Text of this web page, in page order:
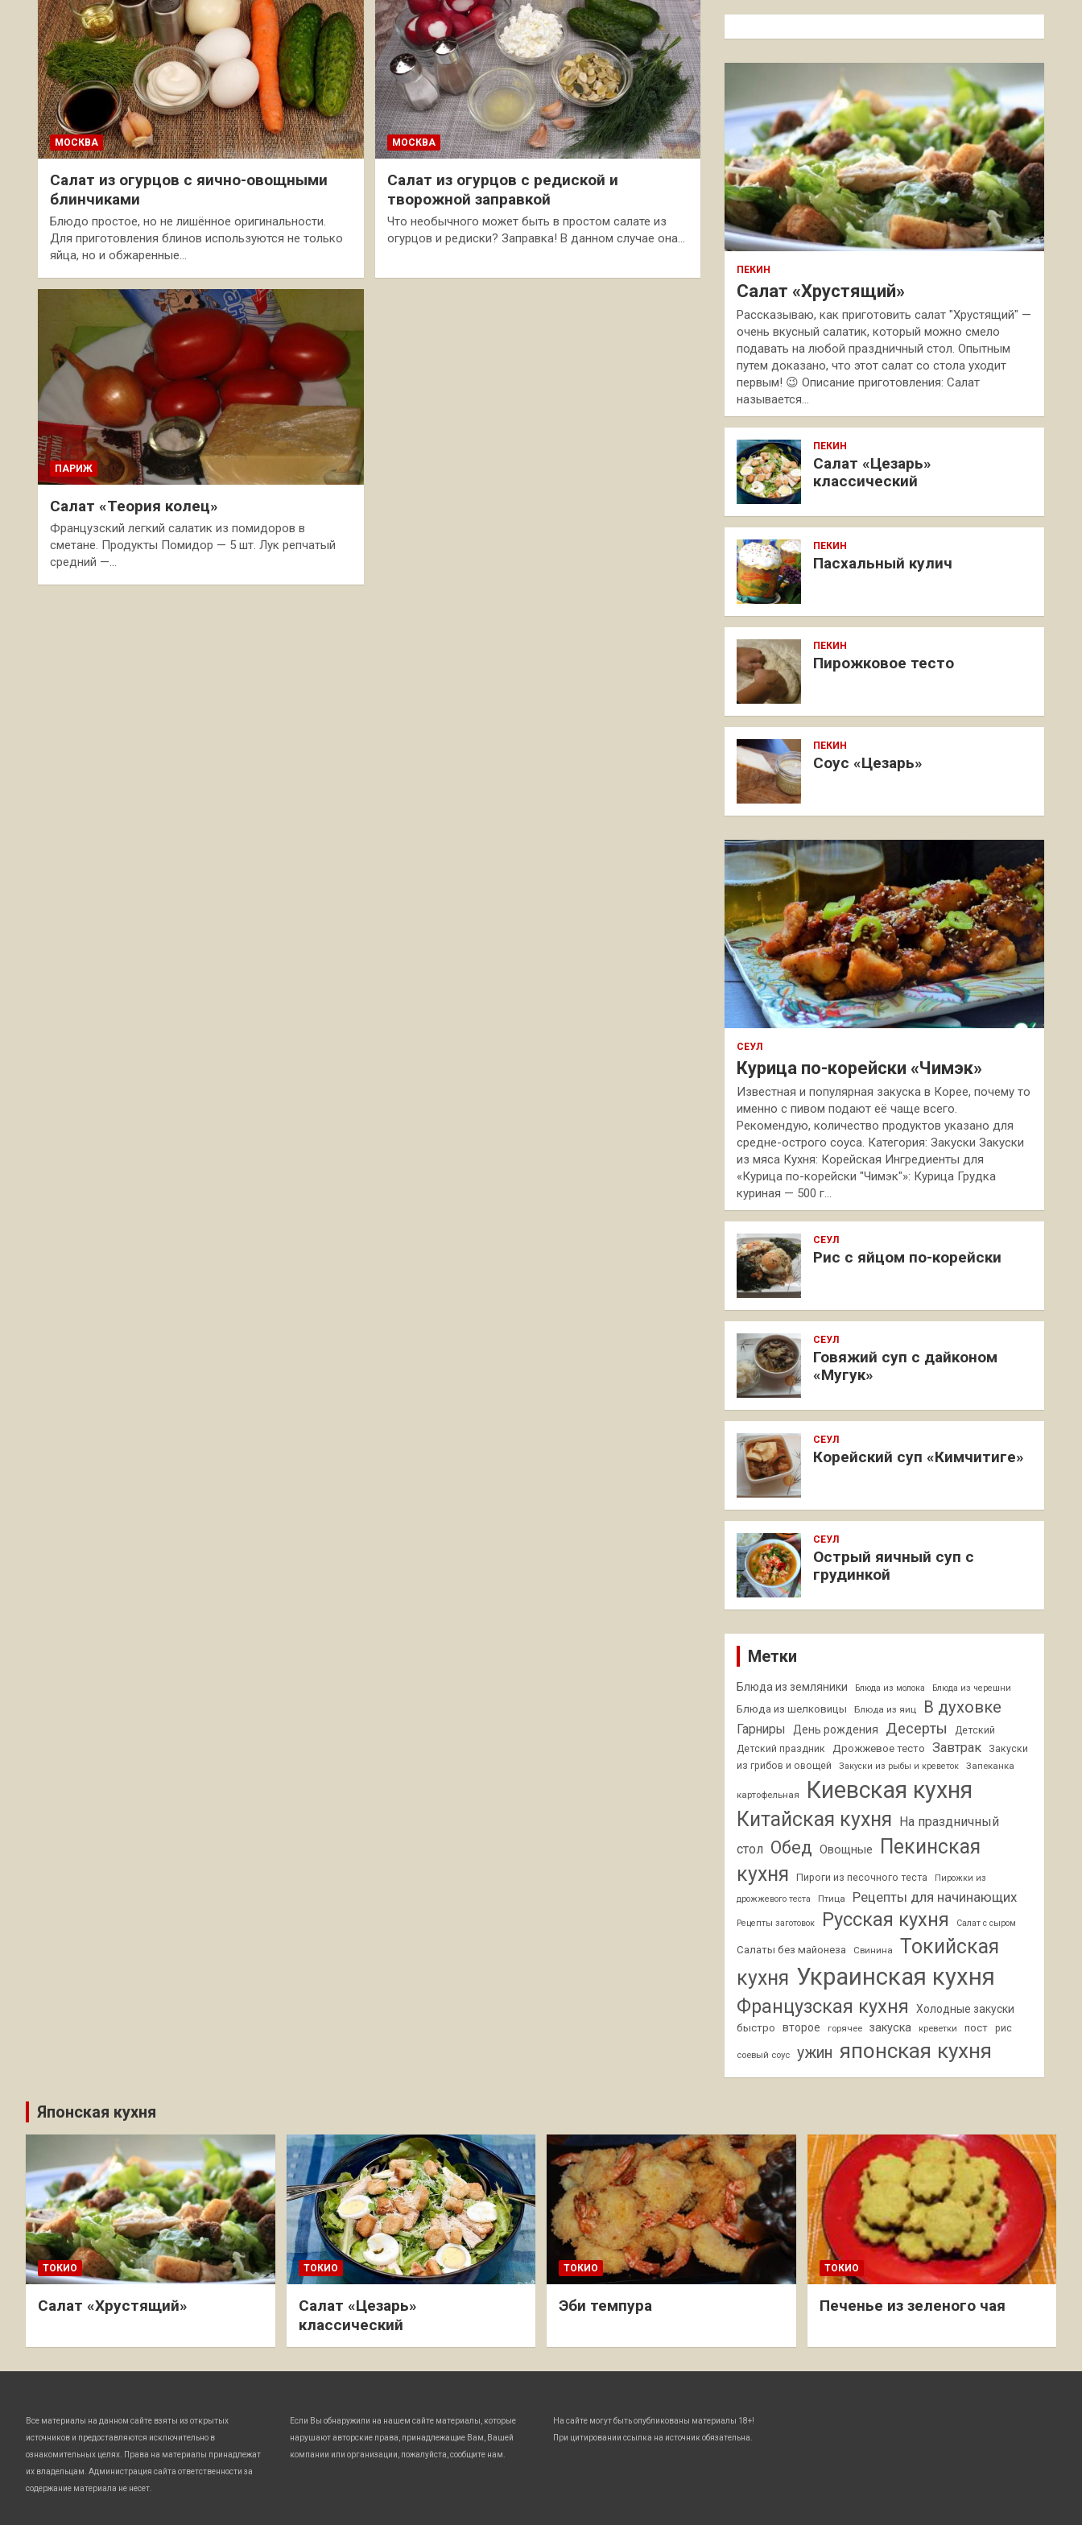
МОСКВА
Салат из огурцов с яично-овощными
блинчиками
Блюдо простое, но не лишённое оригинальности.
Для приготовления блинов используются не только
яйца, но и обжаренные…
МОСКВА
Салат из огурцов с редиской и
творожной заправкой
Что необычного может быть в простом салате из
огурцов и редиски? Заправка! В данном случае она…
ПАРИЖ
Салат «Теория колец»
Французский легкий салатик из помидоров в
сметане. Продукты Помидор — 5 шт. Лук репчатый
средний —…
к
ПЕКИН
Салат «Хрустящий»
Рассказываю, как приготовить салат "Хрустящий" —
очень вкусный салатик, который можно смело
подавать на любой праздничный стол. Опытным
путем доказано, что этот салат со стола уходит
первым! 😉 Описание приготовления: Салат
называется…
ПЕКИН
Салат «Цезарь»
классический
ПЕКИН
Пасхальный кулич
ПЕКИН
Пирожковое тесто
ПЕКИН
Соус «Цезарь»
СЕУЛ
Курица по-корейски «Чимэк»
Известная и популярная закуска в Корее, почему то
именно с пивом подают её чаще всего.
Рекомендую, количество продуктов указано для
средне-острого соуса. Категория: Закуски Закуски
из мяса Кухня: Корейская Ингредиенты для
«Курица по-корейски "Чимэк"»: Курица Грудка
куриная — 500 г…
СЕУЛ
Рис с яйцом по-корейски
СЕУЛ
Говяжий суп с дайконом
«Мугук»
СЕУЛ
Корейский суп «Кимчитиге»
СЕУЛ
Острый яичный суп с
грудинкой
Метки
Блюда из земляники Блюда из молока Блюда из черешни
Блюда из шелковицы Блюда из яиц В духовке
Гарниры День рождения Десерты
Детский
Детский праздник
Дрожжевое тесто Завтрак
Закуски
из грибов и овощей
Закуски из рыбы и креветок Запеканка
картофельная Киевская кухня
Китайская кухня На праздничный
стол Обед Овощные
Пекинская
кухня
Пироги из песочного теста
Пирожки из
дрожжевого теста
Птица Рецепты для начинающих
Рецепты заготовок Русская кухня Салат с сыром
Салаты без майонеза Свинина
Токийская
кухня Украинская кухня
Французская кухня Холодные закуски
быстро второе горячее закуска креветки пост рис
соевый соус ужин японская кухня
Японская кухня
ТОКИО
Салат «Хрустящий»
ТОКИО
Салат «Цезарь»
классический
ТОКИО
Эби темпура
ТОКИО
Печенье из зеленого чая
Все материалы на данном сайте взяты из открытых
источников и предоставляются исключительно в
ознакомительных целях. Права на материалы принадлежат
их владельцам. Администрация сайта ответственности за
содержание материала не несет.
Если Вы обнаружили на нашем сайте материалы, которые
нарушают авторские права, принадлежащие Вам, Вашей
компании или организации, пожалуйста, сообщите нам.
На сайте могут быть опубликованы материалы 18+!
При цитировании ссылка на источник обязательна.